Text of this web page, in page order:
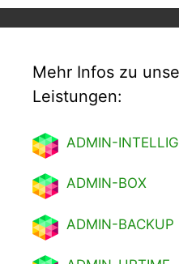
Mehr Infos zu
Leistungen:
ADMIN-
ADMIN-BOX
ADMIN-BACKUP